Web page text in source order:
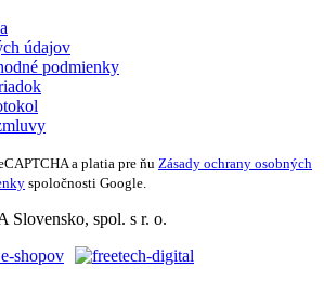
údajov
podmienky
a platia pre ňu Zásady ochrany osobných
spoločnosti Google.
spol. s r. o.
shopov